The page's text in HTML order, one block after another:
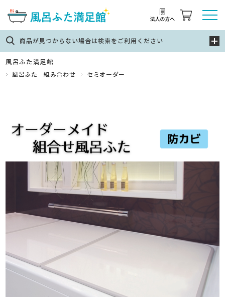
商品が見つからない場合は検索をご利用ください
風呂ふた満足館
風呂ふた 組み合わせ セミオーダー